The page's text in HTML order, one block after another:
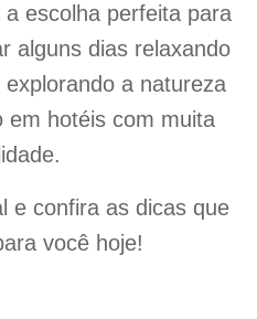
escolha perfeita para
alguns dias relaxando
a natureza
em hotéis com muita
e confira as dicas que
você hoje!